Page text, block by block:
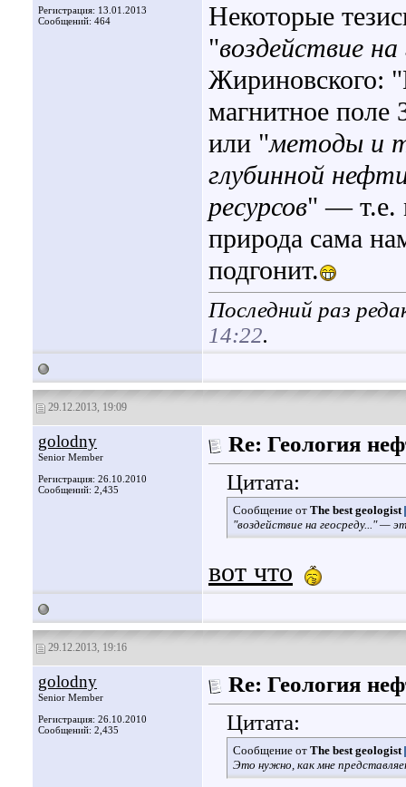
Регистрация: 13.01.2013
Сообщений: 464
Некоторые
"воздействие на
Жириновского:
магнитное
или "методы и
глубинной
ресурсов" — т.е.
природа сама
подгонит.
Последний раз
14:22.
29.12.2013, 19:09
golodny
Senior Member
Регистрация: 26.10.2010
Сообщений: 2,435
Re: Геология
Цитата:
Сообщение от The best geologist
"воздействие на геосреду..." —
вот что
29.12.2013, 19:16
golodny
Senior Member
Регистрация: 26.10.2010
Сообщений: 2,435
Re: Геология
Цитата:
Сообщение от The best geologist
Это нужно, как мне